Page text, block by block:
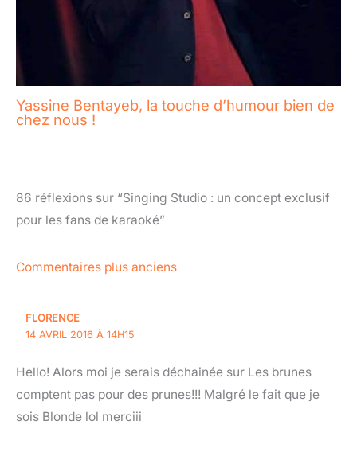
Yassine Bentayeb, la touche d’humour bien de
chez nous !
86 réflexions sur “Singing Studio : un concept exclusif
pour les fans de karaoké”
Commentaires plus anciens
FLORENCE
14 AVRIL 2016 À 14H15
Hello! Alors moi je serais déchainée sur Les brunes
comptent pas pour des prunes!!! Malgré le fait que je
sois Blonde lol merciii